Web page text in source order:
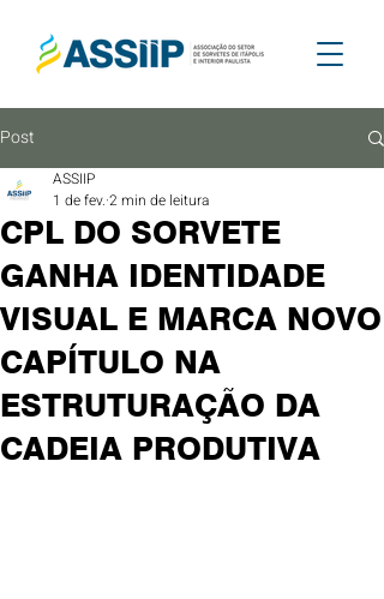
Post
CPL DO SORVETE
GANHA IDENTIDADE
VISUAL E MARCA NOVO
CAPÍTULO NA
ESTRUTURAÇÃO DA
CADEIA PRODUTIVA
ASSIIP
1 de fev. 2 min de leitura